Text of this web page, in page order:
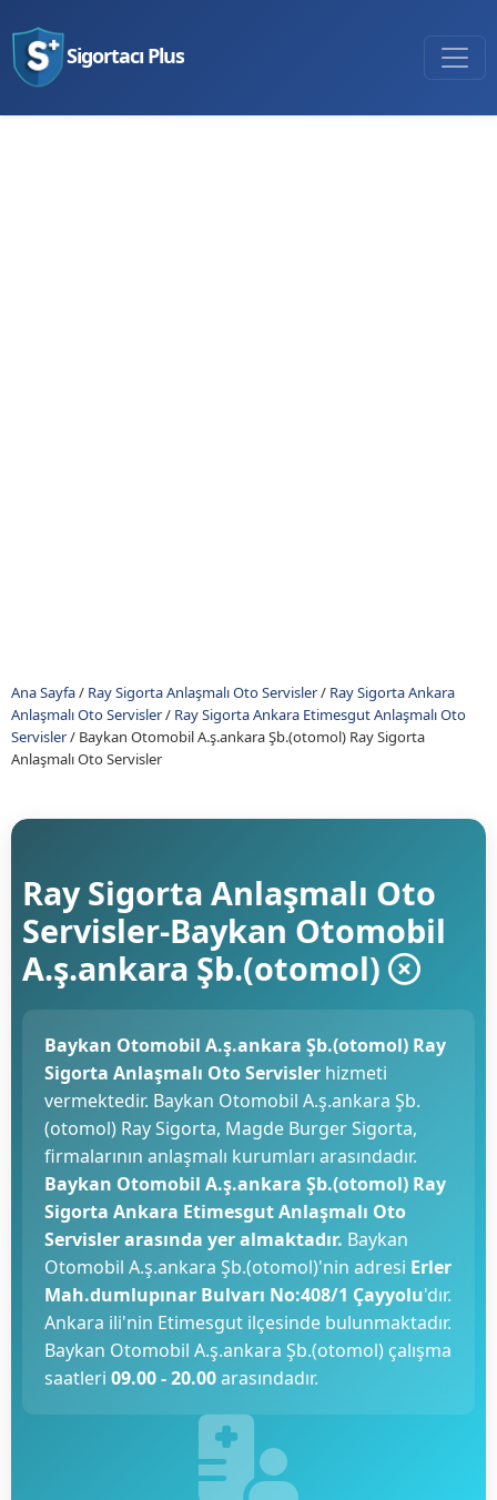
Sigortacı Plus
Ana Sayfa/ Ray Sigorta Anlaşmalı Oto Servisler/ Ray Sigorta Ankara
Anlaşmalı Oto Servisler/ Ray Sigorta Ankara Etimesgut Anlaşmalı Oto
Servisler/ Baykan Otomobil A.ş.ankara Şb.(otomol) Ray Sigorta
Anlaşmalı Oto Servisler
Ray Sigorta Anlaşmalı Oto
Servisler-Baykan Otomobil
A.ş.ankara Şb.(otomol)
Baykan Otomobil A.ş.ankara Şb.(otomol) Ray
Sigorta Anlaşmalı Oto Servisler hizmeti
vermektedir. Baykan Otomobil A.ş.ankara Şb.
(otomol) Ray Sigorta, Magde Burger Sigorta,
firmalarının anlaşmalı kurumları arasındadır.
Baykan Otomobil A.ş.ankara Şb.(otomol) Ray
Sigorta Ankara Etimesgut Anlaşmalı Oto
Servisler arasında yer almaktadır. Baykan
Otomobil A.ş.ankara Şb.(otomol)'nin adresi Erler
Mah.dumlupınar Bulvarı No:408/1 Çayyolu'dır.
Ankara ili'nin Etimesgut ilçesinde bulunmaktadır.
Baykan Otomobil A.ş.ankara Şb.(otomol) çalışma
saatleri 09.00 - 20.00arasındadır.